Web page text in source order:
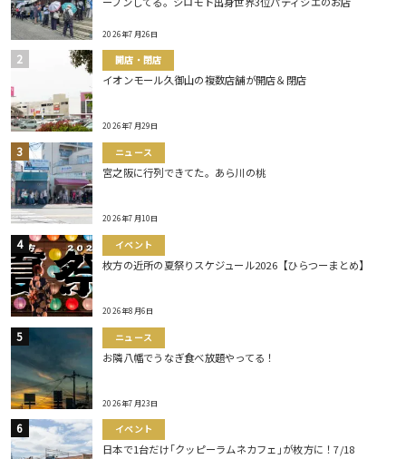
2026年7月26日
開店・閉店
イオンモール久御山の複数店舗が開店＆閉店
2026年7月29日
ニュース
宮之阪に行列できてた。あら川の桃
2026年7月10日
イベント
枚方の近所の夏祭りスケジュール2026【ひらつーまとめ】
2026年8月6日
ニュース
お隣八幡でうなぎ食べ放題やってる！
2026年7月23日
イベント
日本で1台だけ｢クッピーラムネカフェ｣が枚方に！7/18